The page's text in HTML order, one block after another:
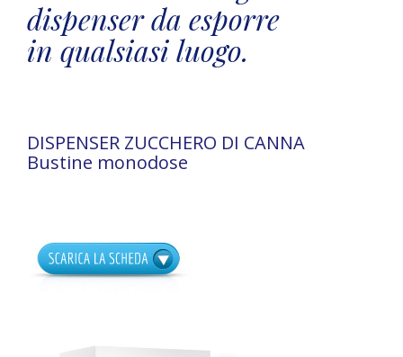
dispenser da esporre
in qualsiasi luogo.
DISPENSER ZUCCHERO DI CANNA
Bustine monodose